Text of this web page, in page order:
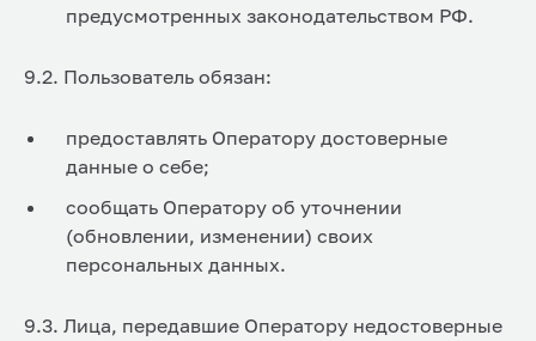
предусмотренных законодательством РФ.
9.2. Пользователь обязан:
предоставлять Оператору достоверные
данные о себе;
сообщать Оператору об уточнении
(обновлении, изменении) своих
персональных данных.
9.3. Лица, передавшие Оператору недостоверные